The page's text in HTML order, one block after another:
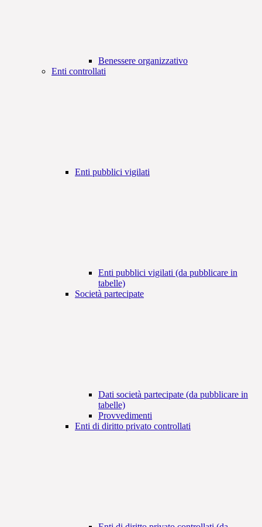
Benessere organizzativo
Enti controllati
Enti pubblici vigilati
Enti pubblici vigilati (da pubblicare in
tabelle)
Società partecipate
Dati società partecipate (da pubblicare in
tabelle)
Provvedimenti
Enti di diritto privato controllati